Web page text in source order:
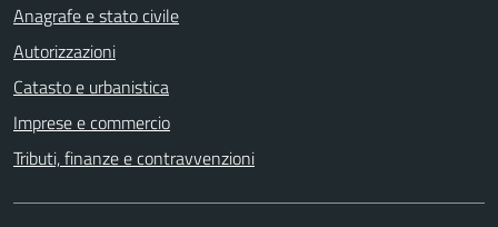
Anagrafe e stato civile
Autorizzazioni
Catasto e urbanistica
Imprese e commercio
Tributi, finanze e contravvenzioni